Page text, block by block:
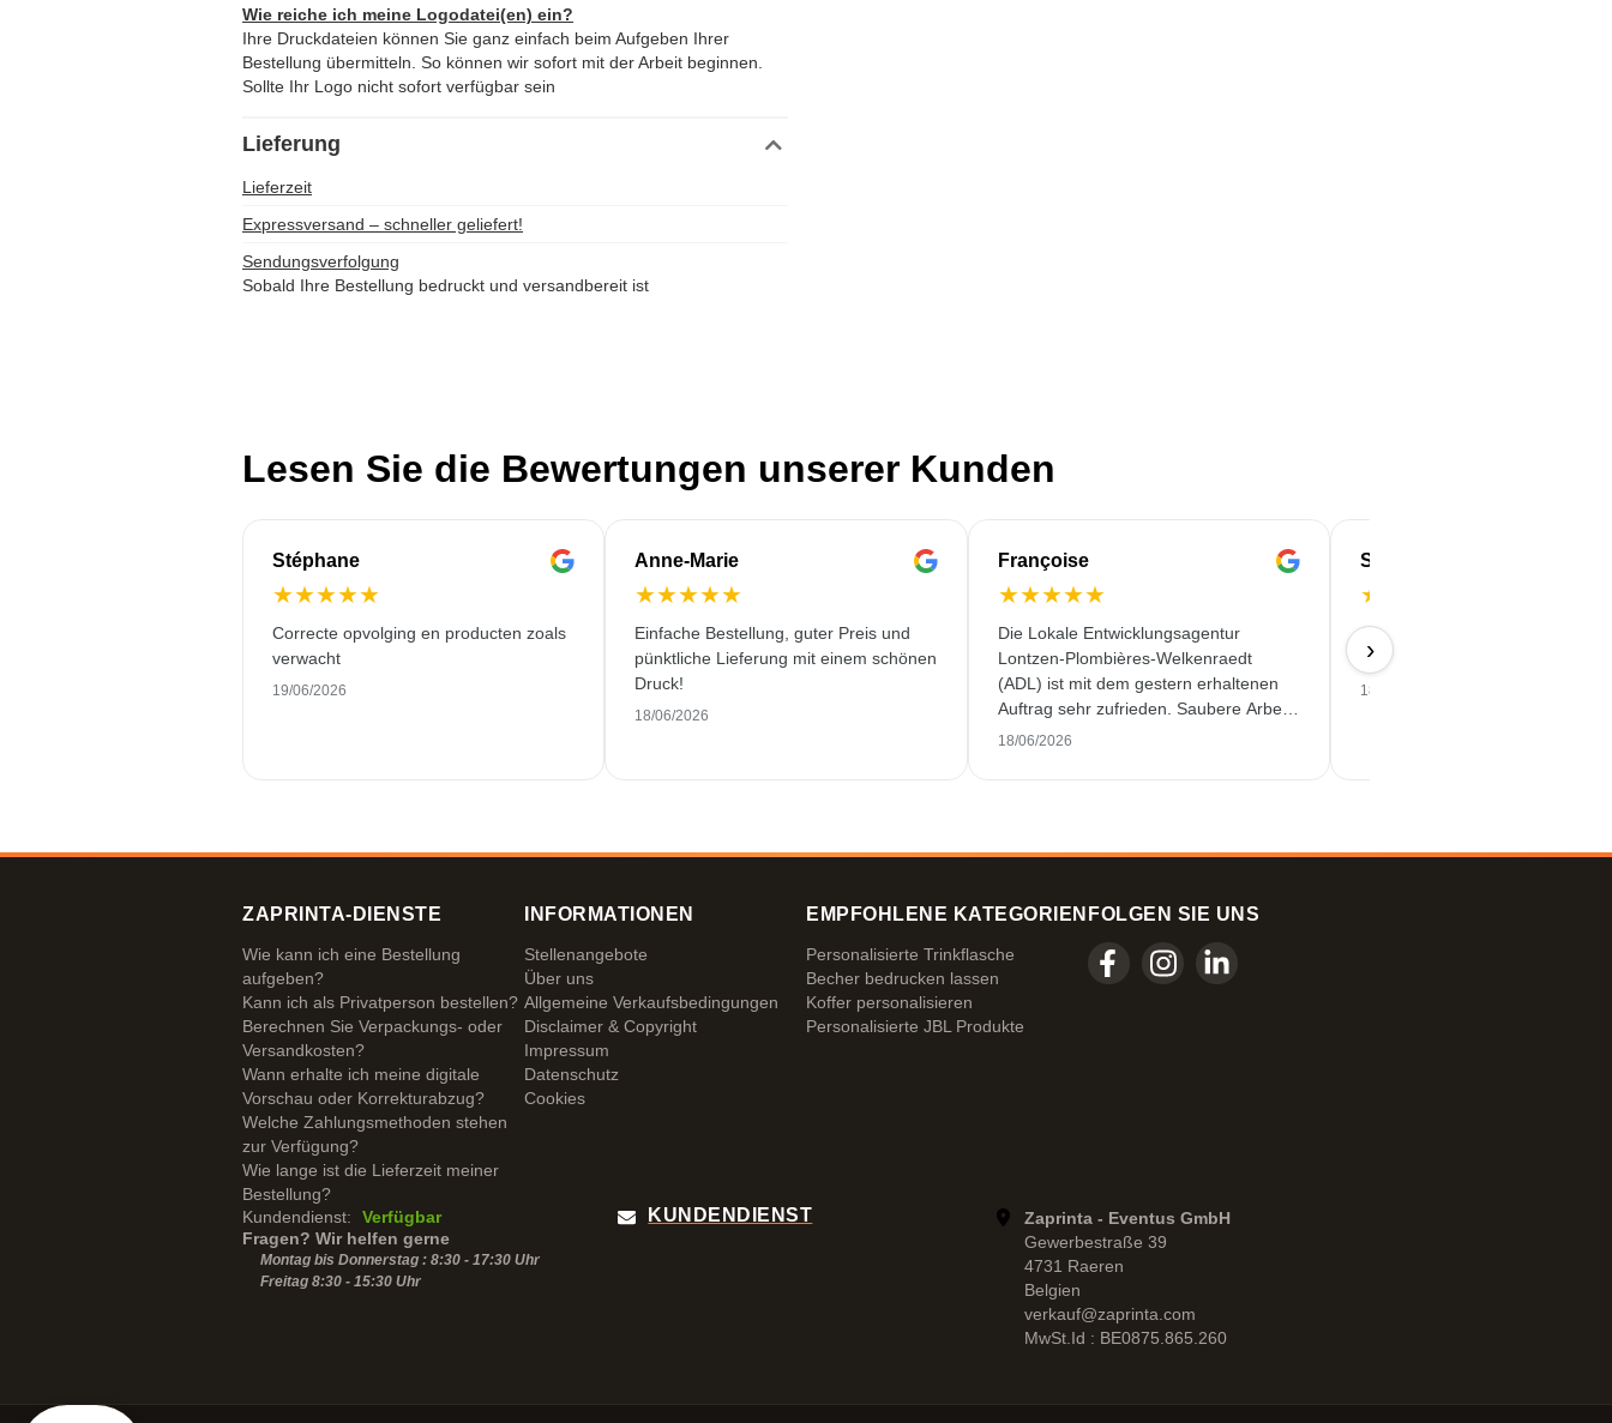
Wie reiche ich meine Logodatei(en) ein?
Ihre Druckdateien können Sie ganz einfach beim Aufgeben Ihrer
Bestellung übermitteln. So können wir sofort mit der Arbeit beginnen.
Sollte Ihr Logo nicht sofort verfügbar sein
Lieferung
Lieferzeit
Expressversand – schneller geliefert!
Sendungsverfolgung
Sobald Ihre Bestellung bedruckt und versandbereit ist
Lesen Sie die Bewertungen unserer Kunden
Stéphane
★★★★★
Correcte opvolging en producten zoals
verwacht
19/06/2026
Anne-Marie
★★★★★
Einfache Bestellung, guter Preis und
pünktliche Lieferung mit einem schönen
Druck!
18/06/2026
Françoise
★★★★★
Die Lokale Entwicklungsagentur
Lontzen-Plombières-Welkenraedt
(ADL) ist mit dem gestern erhaltenen
Auftrag sehr zufrieden. Saubere Arbeit
und erstklassiger Service!
18/06/2026
Serife
★
Schnell & Zuverlässig &
Qualität erhalten
18/06/2026
›
ZAPRINTA-DIENSTE
Wie kann ich eine Bestellung
aufgeben?
Kann ich als Privatperson bestellen?
Berechnen Sie Verpackungs- oder
Versandkosten?
Wann erhalte ich meine digitale
Vorschau oder Korrekturabzug?
Welche Zahlungsmethoden stehen
zur Verfügung?
Wie lange ist die Lieferzeit meiner
Bestellung?
INFORMATIONEN
Stellenangebote
Über uns
Allgemeine Verkaufsbedingungen
Disclaimer & Copyright
Impressum
Datenschutz
Cookies
EMPFOHLENE KATEGORIEN
Personalisierte Trinkflasche
Becher bedrucken lassen
Koffer personalisieren
Personalisierte JBL Produkte
FOLGEN SIE UNS
Kundendienst:
Verfügbar
Fragen? Wir helfen gerne
Montag bis Donnerstag : 8:30 - 17:30 Uhr
Freitag 8:30 - 15:30 Uhr
KUNDENDIENST
Zaprinta - Eventus GmbH
Gewerbestraße 39
4731 Raeren
Belgien
verkauf@zaprinta.com
MwSt.Id : BE0875.865.260